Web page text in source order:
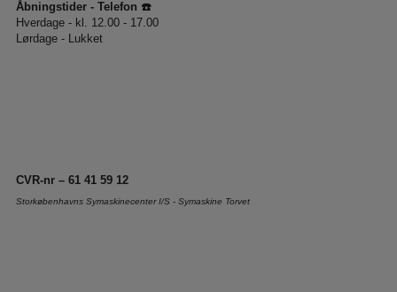
Åbningstider - Telefon ☎️
Hverdage - kl. 12.00 - 17.00
Lørdage - Lukket
CVR-nr – 61 41 59 12
Storkøbenhavns Symaskinecenter I/S - Symaskine Torvet